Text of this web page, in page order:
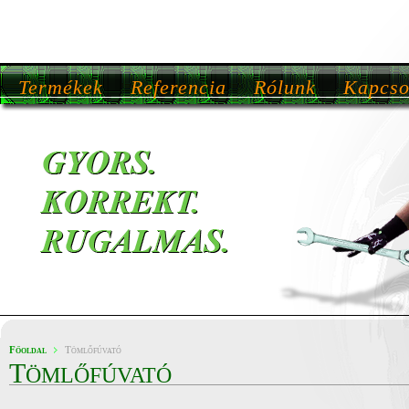
Termékek Referencia Rólunk
Főoldal Tömlőfúvató
TÖMLŐFÚVATÓ